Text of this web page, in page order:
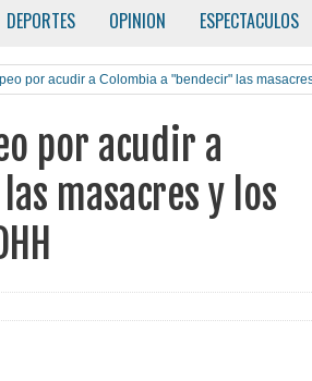
DEPORTES OPINION ESPECTACULOS
por acudir a Colombia a "bendecir" las
por acudir a
masacres y los